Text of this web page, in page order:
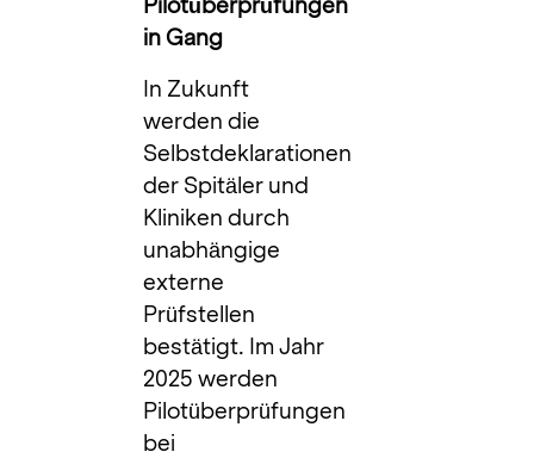
Pilotüberprüfungen
in Gang
In Zukunft
werden die
Selbstdeklarationen
der Spitäler und
Kliniken durch
unabhängige
externe
Prüfstellen
bestätigt. Im Jahr
2025 werden
Pilotüberprüfungen
bei